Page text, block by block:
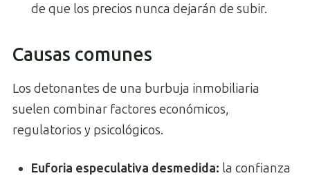
de que los precios nunca dejarán de subir.
Causas comunes
Los detonantes de una burbuja inmobiliaria
suelen combinar factores económicos,
regulatorios y psicológicos.
Euforia especulativa desmedida: la confianza